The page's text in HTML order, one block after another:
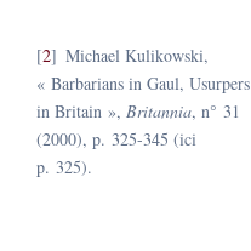
2
Michael Kulikowski,
« Barbarians in Gaul, Usurpers
in Britain », Britannia, n° 31
(2000), p. 325-345 (ici
p. 325).